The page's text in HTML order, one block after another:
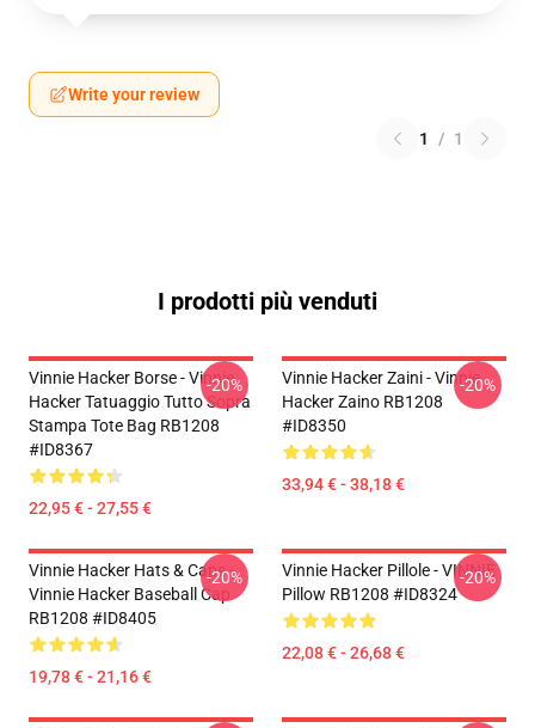
Write your review
1 / 1
I prodotti più venduti
Vinnie Hacker Borse - Vinnie
Hacker Tatuaggio Tutto Sopra
Stampa Tote Bag RB1208
#ID8367
22,95 € - 27,55 €
-20%
Vinnie Hacker Zaini - Vinnie
Hacker Zaino RB1208
#ID8350
33,94 € - 38,18 €
-20%
Vinnie Hacker Hats & Caps -
Vinnie Hacker Baseball Cap
RB1208 #ID8405
19,78 € - 21,16 €
-20%
Vinnie Hacker Pillole - VINNIE
Pillow RB1208 #ID8324
22,08 € - 26,68 €
-20%